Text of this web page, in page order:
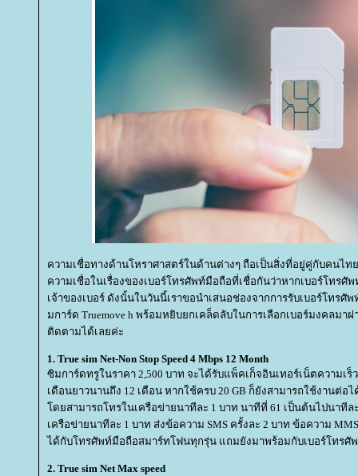
ความเชื่อทางด้านโหราศาสตร์ในด้านต่างๆ ถือเป็นสิ่งที่อยู่คู่กับคนไท
ความเชื่อในเรื่องของเบอร์โทรศัพท์มือถือที่เชื่อกันว่าหากเบอร์โทร
เจ้าของเบอร์ ดังนั้นในวันนี้เราขอนำเสนอช่องจากการรับเบอร์โทร
มการ์ด Truemove h พร้อมหยิบยกเคล็ดลับในการเลือกเบอร์มงคลมา
ติดตามได้เลยค่ะ
1. True sim Net-Non Stop Speed 4 Mbps 12 Month
ซิมการ์ดทรูในราคา 2,500 บาท จะได้รับแพ็คเก็จอินเทอร์เน็ตความเร็
เดือนยาวนานถึง 12 เดือน หากใช้ครบ 20 GB ก็ยังสามารถใช้งานต่อไ
ดยสามารถโทรในเครือข่ายนาทีละ 1 บาท นาทีที่ 61 เป็นต้นไปนาทีล
เครือข่ายนาทีละ 1 บาท ส่งข้อความ SMS ครั้งละ 2 บาท ข้อความ
ได้กับโทรศัพท์มือถือสมาร์ทโฟนทุกรุ่น แถมยังมาพร้อมกับเบอร์โทร
2. True sim Net Max speed